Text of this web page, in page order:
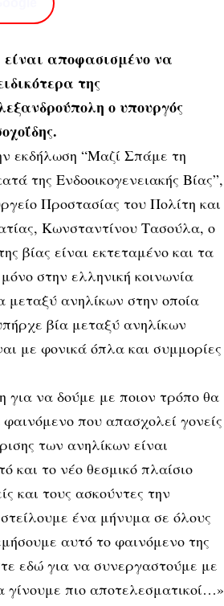
αποφασισμένο να
της
ο υπουργός
εκδήλωση “Μαζί Σπάμε τη
της Ενδοοικογενειακής Βίας”,
Προστασίας του Πολίτη και
Κωνσταντίνου Τασούλα, ο
βίας είναι εκτεταμένο και τα
στην ελληνική κοινωνία
ανηλίκων στην οποία
βία μεταξύ ανηλίκων
με φονικά όπλα και συμμορίες
για να δούμε με ποιον τρόπο θα
που απασχολεί γονείς
των ανηλίκων είναι
και το νέο θεσμικό πλαίσιο
και τους ασκούντες την
ένα μήνυμα σε όλους
αυτό το φαινόμενο της
εδώ για να συνεργαστούμε με
γίνουμε πιο αποτελεσματικοί…»